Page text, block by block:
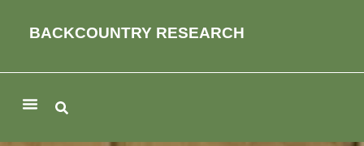
BACKCOUNTRY RESEARCH